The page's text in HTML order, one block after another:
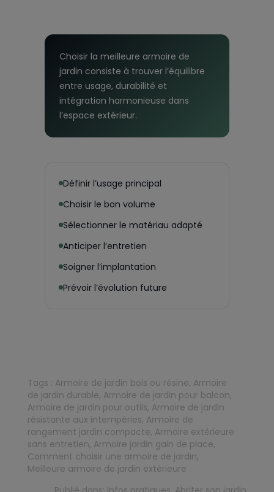
Choisir la meilleure armoire de
jardin consiste à trouver l’équilibre
entre usage, durabilité et
intégration harmonieuse dans
l’espace extérieur.
Définir l’usage principal
Choisir le bon volume
Sélectionner le matériau adapté
Anticiper l’entretien
Soigner l’implantation
Prévoir l’évolution future
Tags : Armoire de jardin bois ou résine, Armoire
de jardin durable, Armoire de jardin pour balcon,
Armoire de jardin pour outils, Armoire de jardin
résistante aux intempéries, Armoire de
rangement jardin compacte, Armoire extérieure
sans entretien, Armoire jardin gain de place,
Comment choisir une armoire de jardin,
Meilleure armoire de jardin extérieure